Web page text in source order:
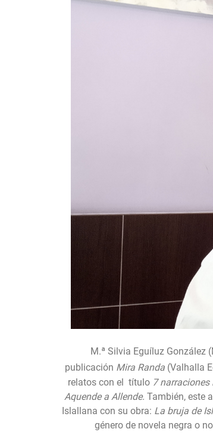
M.ª Silvia Eguíluz González
publicación Mira Randa (Valhalla
relatos con el título 7
Aquende a Allende. También, este
Islallana con su obra: La bruja de
género de novela negra o